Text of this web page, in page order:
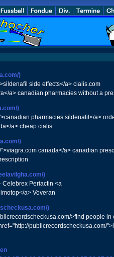
)
side effects</a> cialis.com
a> canadian pharmacies without a
)
pharmacies sildenafil</a>
a> cheap cialis
)
canada</a> canadian
)
Celebrex Periactin <a
a> Voveran
)
>find people
publicrecordscheckusa.com/